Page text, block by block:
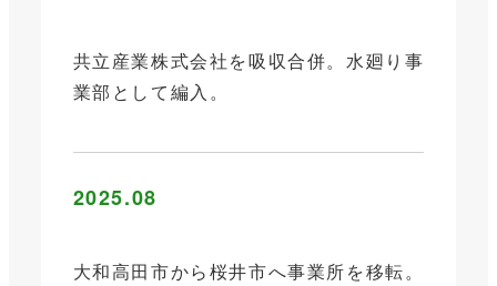
共立産業株式会社を吸収合併。水廻り事
業部として編入。
2025.08
大和高田市から桜井市へ事業所を移転。